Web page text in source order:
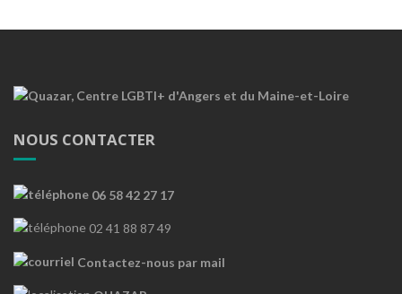
NOUS CONTACTER
06 58 42 27 17
02 41 88 87 49
Contactez-nous par mail